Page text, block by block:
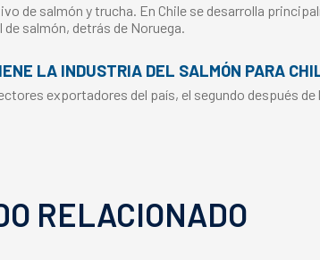
de salmón y trucha. En Chile se desarrolla
salmón, detrás de Noruega.
LA INDUSTRIA DEL SALMÓN PARA
exportadores del país, el segundo después
RELACIONADO